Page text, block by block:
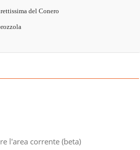
del Conero
l'area corrente (beta)